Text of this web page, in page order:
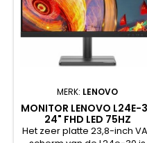
MERK: LENOVO
MONITOR LENOVO L24E-
24" FHD LED 75HZ
Het zeer platte 23,8-inch